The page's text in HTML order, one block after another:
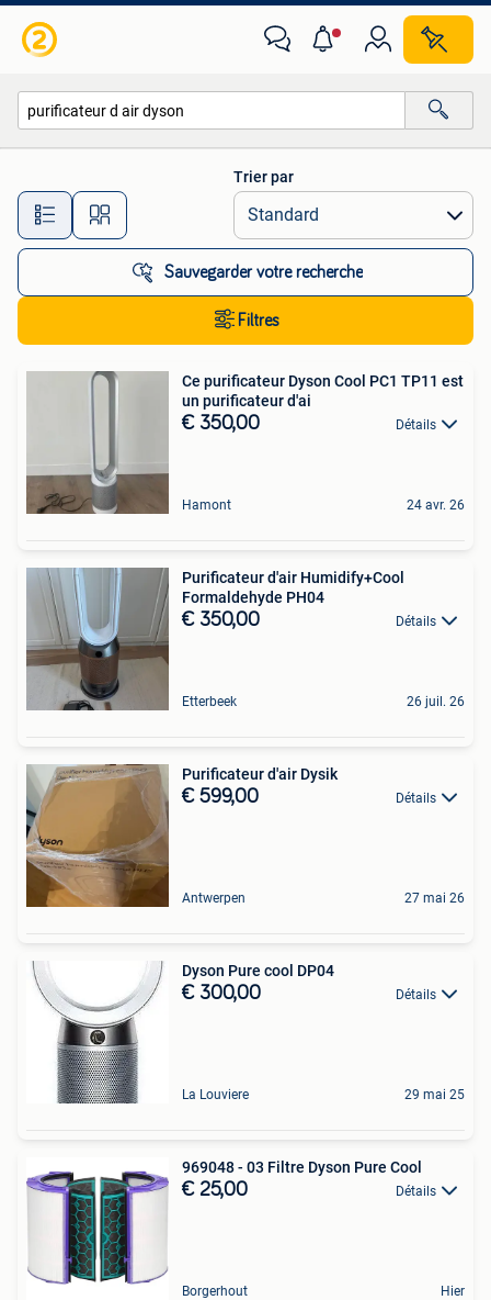
Toutes les distances…
Trier par
Sauvegarder votre recherche
Filtres
Ce purificateur Dyson Cool PC1 TP11 est
un purificateur d'ai
€ 350,00 Détails
Hamont 24 avr. 26
Purificateur d'air Humidify+Cool
Formaldehyde PH04
€ 350,00 Détails
Etterbeek 26 juil. 26
Purificateur d'air Dysik
€ 599,00 Détails
Antwerpen 27 mai 26
Dyson Pure cool DP04
€ 300,00 Détails
La Louviere 29 mai 25
969048 - 03 Filtre Dyson Pure Cool
€ 25,00 Détails
Borgerhout Hier